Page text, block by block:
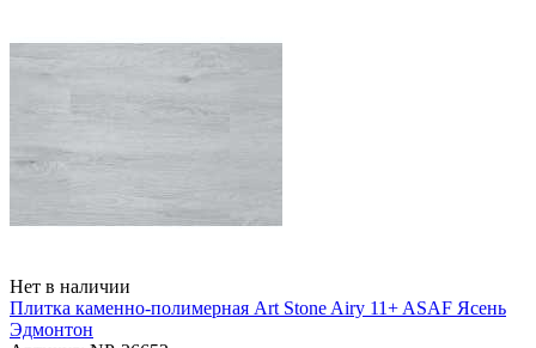
Нет в наличии
Плитка каменно-полимерная Art Stone Airy 11+ ASAF Ясень
Эдмонтон